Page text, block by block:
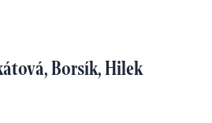
Borsík, Hilek